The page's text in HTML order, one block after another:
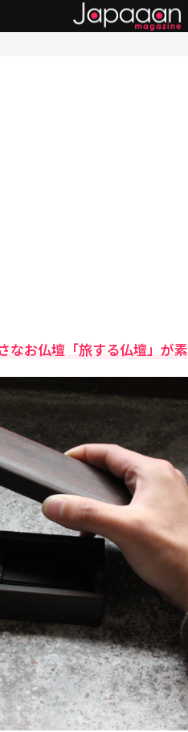
なお仏壇「旅する仏壇」が